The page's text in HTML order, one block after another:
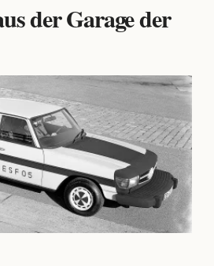
der Garage der